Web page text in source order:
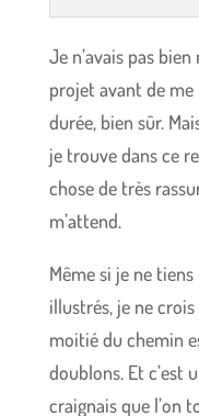
Je n’avais pas
projet avant de me
durée, bien sûr.
je trouve dans ce
chose de très
m’attend.
Même si je ne
illustrés, je ne crois
moitié du chemin
doublons. Et c’est
craignais que l’on